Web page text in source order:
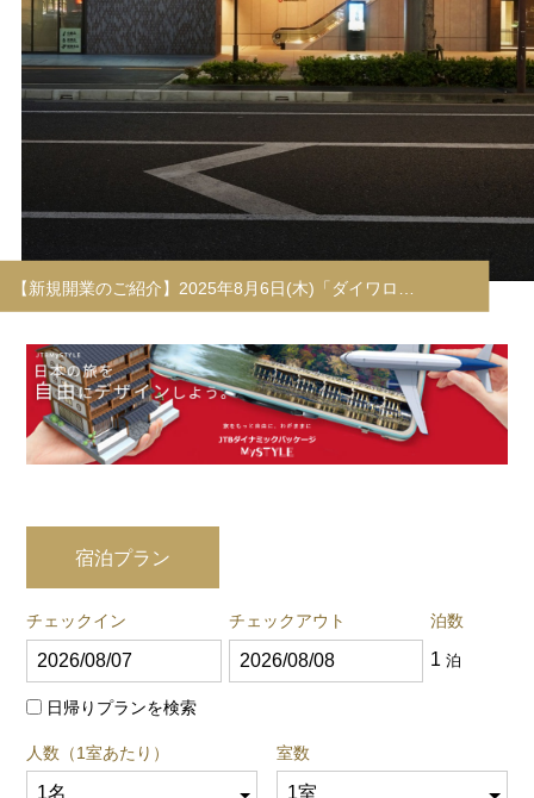
宿泊プラン
チェックイン チェックアウト 泊数
1 泊
日帰りプランを検索
人数（1室あたり） 室数